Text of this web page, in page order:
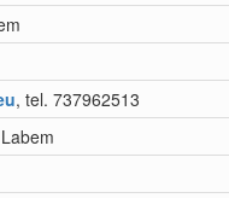
, tel. 737962513